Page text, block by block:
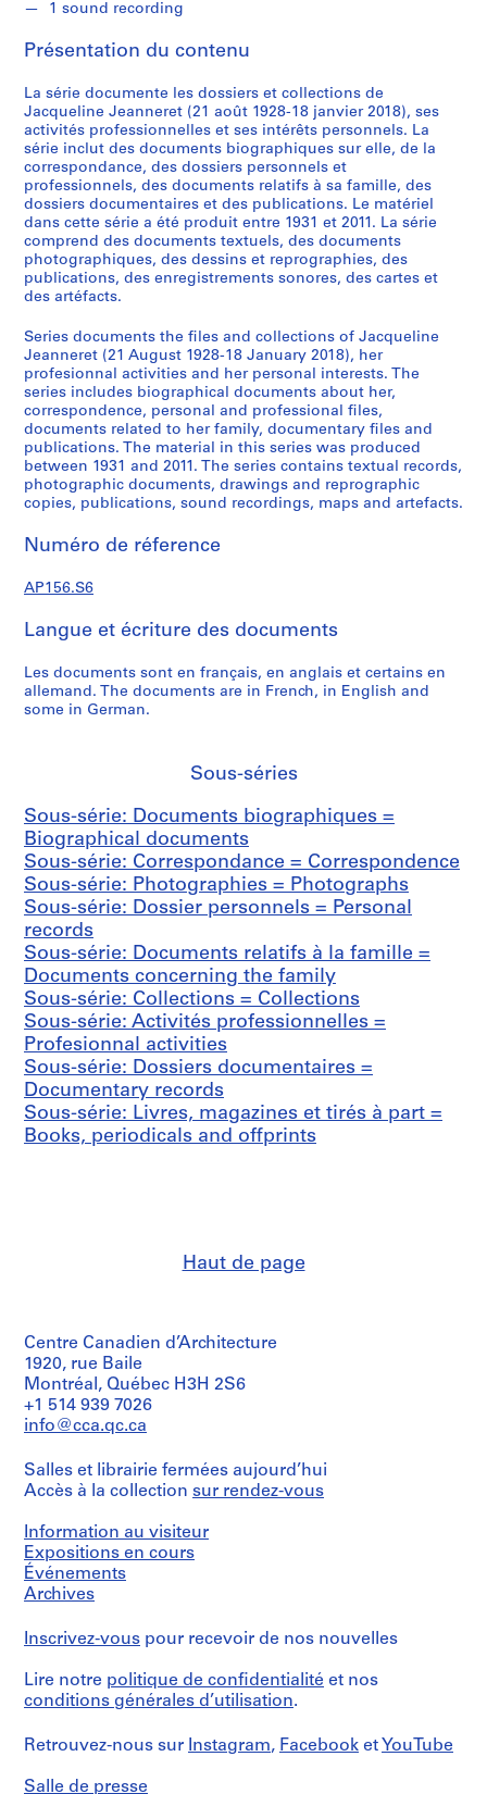
e
C
r
r
e
s
p
o
n
d
e
n
c
e
,
1
9
1
9
-
1
9
0
o
u
s
r
i
e
:
C
o
r
r
e
s
p
o
n
d
a
n
a
l
e
d
e
i
e
r
e
J
e
n
n
e
e
=
o
u
s
r
i
e
:
C
o
r
r
e
s
p
o
n
d
a
n
c
u
l
i
e
s
d
P
i
e
r
e
J
e
n
e
o
u
s
r
i
e
:
C
o
r
r
e
s
p
o
n
d
a
n
o
r
b
u
s
e
r
e
l
a
t
v
e
à
h
n
é
r
i
)
:
D
o
c
u
m
e
n
t
s
p
e
r
s
o
r
s
o
n
l
d
c
u
m
e
t
s
,
8
3
1 sound recording
Présentation du contenu
La série documente les dossiers et collections de
Jacqueline Jeanneret (21 août 1928-18 janvier 2018), ses
activités professionnelles et ses intérêts personnels. La
série inclut des documents biographiques sur elle, de la
correspondance, des dossiers personnels et
professionnels, des documents relatifs à sa famille, des
dossiers documentaires et des publications. Le matériel
dans cette série a été produit entre 1931 et 2011. La série
comprend des documents textuels, des documents
photographiques, des dessins et reprographies, des
publications, des enregistrements sonores, des cartes et
des artéfacts.
Series documents the files and collections of Jacqueline
Jeanneret (21 August 1928-18 January 2018), her
profesionnal activities and her personal interests. The
series includes biographical documents about her,
correspondence, personal and professional files,
documents related to her family, documentary files and
publications. The material in this series was produced
between 1931 and 2011. The series contains textual records,
photographic documents, drawings and reprographic
copies, publications, sound recordings, maps and artefacts.
Numéro de réference
AP156.S6
Langue et écriture des documents
Les documents sont en français, en anglais et certains en
allemand. The documents are in French, in English and
some in German.
Sous-séries
Sous-série: Documents biographiques =
Biographical documents
Sous-série: Correspondance = Correspondence
Sous-série: Photographies = Photographs
Sous-série: Dossier personnels = Personal
records
Sous-série: Documents relatifs à la famille =
Documents concerning the family
Sous-série: Collections = Collections
Sous-série: Activités professionnelles =
Profesionnal activities
Sous-série: Dossiers documentaires =
Documentary records
Sous-série: Livres, magazines et tirés à part =
Books, periodicals and offprints
Haut de page
Centre Canadien d’Architecture
1920, rue Baile
Montréal, Québec H3H 2S6
+1 514 939 7026
info@cca.qc.ca
Salles et librairie fermées aujourd’hui
Accès à la collection sur rendez-vous
Information au visiteur
Expositions en cours
Événements
Archives
Inscrivez-vous pour recevoir de nos nouvelles
Lire notre politique de confidentialité et nos
conditions générales d’utilisation.
Retrouvez-nous sur Instagram, Facebook et YouTube
Salle de presse